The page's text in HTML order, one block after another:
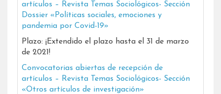
artículos – Revista Temas Sociológicos- Sección
Dossier «Políticas sociales, emociones y
pandemia por Covid-19»
Plazo: ¡Extendido el plazo hasta el 31 de marzo
de 2021!
Convocatorias abiertas de recepción de
artículos – Revista Temas Sociológicos- Sección
«Otros artículos de investigación»